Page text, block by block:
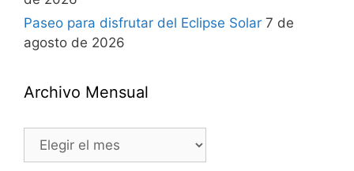
Paseo para disfrutar del Eclipse Solar 7 de
agosto de 2026
Archivo Mensual